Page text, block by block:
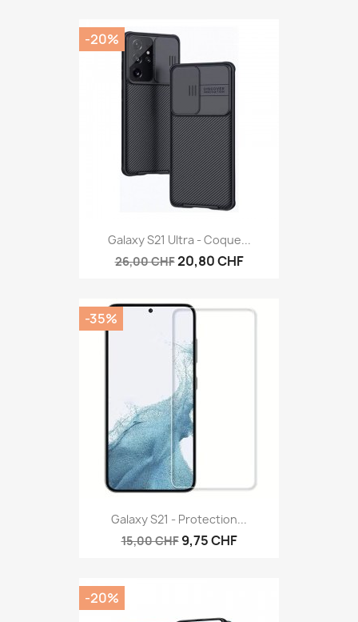
Galaxy S21 Ultra - Coque...
26,00 CHF20,80 CHF
-20%
Galaxy S21 - Protection...
15,00 CHF 9,75 CHF
-35%
-20%